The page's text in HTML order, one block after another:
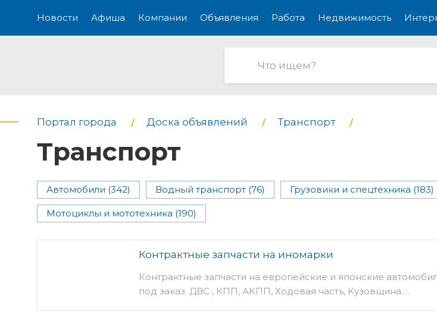
Новости Афиша Компании Объявления Работа Недвижимость
Портал города Доска объявлений Транспорт
Транспорт
Автомобили (342) Водный транспорт (76) Грузовики и спецтехника (183)
Мотоциклы и мототехника (190)
Контрактные запчасти на иномарки
Контрактные запчасти на европейские и японские
под заказ. ДВС , КПП, АКПП, Ходовая часть, Кузовщина.…